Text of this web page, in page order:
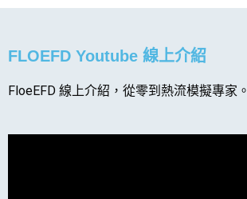
FLOEFD Youtube 線上介紹
FloeEFD 線上介紹，從零到熱流模擬專家。